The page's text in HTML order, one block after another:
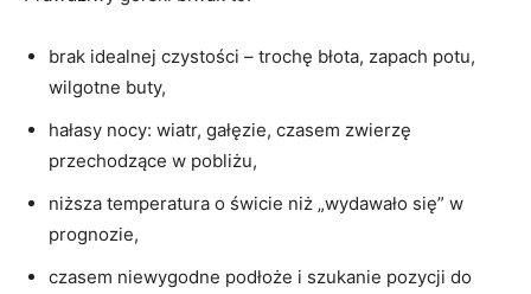
brak idealnej czystości – trochę błota, zapach potu,
wilgotne buty,
hałasy nocy: wiatr, gałęzie, czasem zwierzę
przechodzące w pobliżu,
niższa temperatura o świcie niż „wydawało się” w
prognozie,
czasem niewygodne podłoże i szukanie pozycji do